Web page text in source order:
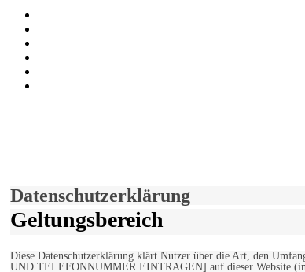
Datenschutzerklärung
Geltungsbereich
Diese Datenschutzerklärung klärt Nutzer über die Art, den
UND TELEFONNUMMER EINTRAGEN] auf dieser Website